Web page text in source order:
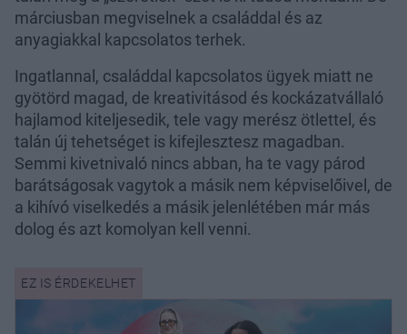
márciusban megviselnek a családdal és az
anyagiakkal kapcsolatos terhek.
Ingatlannal, családdal kapcsolatos ügyek miatt ne
gyötörd magad, de kreativitásod és kockázatvállaló
hajlamod kiteljesedik, tele vagy merész ötlettel, és
talán új tehetséget is kifejlesztesz magadban.
Semmi kivetnivaló nincs abban, ha te vagy párod
barátságosak vagytok a másik nem képviselőivel, de
a kihívó viselkedés a másik jelenlétében már más
dolog és azt komolyan kell venni.